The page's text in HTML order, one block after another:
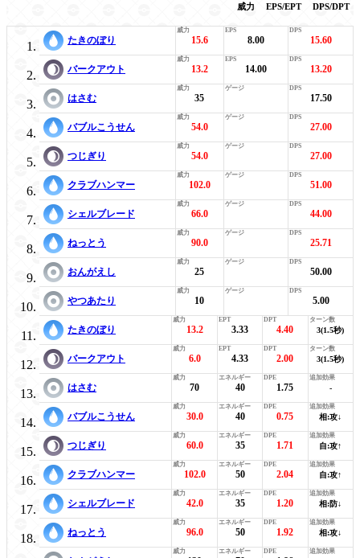
威力 EPS/EPT DPS/DPT
たきのぼり 15.6 8.00 15.60
バークアウト 13.2 14.00 13.20
はさむ 35 17.50
バブルこうせん 54.0 27.00
つじぎり 54.0 27.00
クラブハンマー 102.0 51.00
シェルブレード 66.0 44.00
ねっとう 90.0 25.71
おんがえし 25 50.00
やつあたり 10 5.00
たきのぼり 13.2 3.33 4.40 3(1.5秒)
バークアウト 6.0 4.33 2.00 3(1.5秒)
はさむ 70 40 1.75 -
バブルこうせん 30.0 40 0.75 相:攻↓
つじぎり 60.0 35 1.71 自:攻↑
クラブハンマー 102.0 50 2.04 自:攻↑
シェルブレード 42.0 35 1.20 相:防↓
ねっとう 96.0 50 1.92 相:攻↓